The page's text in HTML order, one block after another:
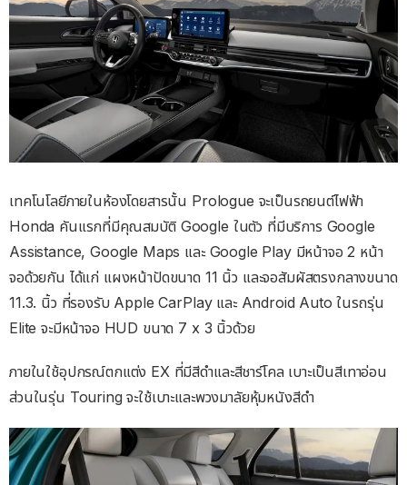
เทคโนโลยีภายในห้องโดยสารนั้น Prologue จะเป็นรถยนต์ไฟฟ้า
Honda คันแรกที่มีคุณสมบัติ Google ในตัว ที่มีบริการ Google
Assistance, Google Maps และ Google Play มีหน้าจอ 2 หน้า
จอด้วยกัน ได้แก่ แผงหน้าปัดขนาด 11 นิ้ว และจอสัมผัสตรงกลางขนาด
11.3. นิ้ว ที่รองรับ Apple CarPlay และ Android Auto ในรถรุ่น
Elite จะมีหน้าจอ HUD ขนาด 7 x 3 นิ้วด้วย
ภายในใช้อุปกรณ์ตกแต่ง EX ที่มีสีดำและสีชาร์โคล เบาะเป็นสีเทาอ่อน
ส่วนในรุ่น Touring จะใช้เบาะและพวงมาลัยหุ้มหนังสีดำ